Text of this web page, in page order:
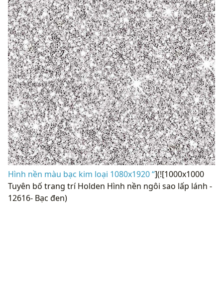
Hình nền màu bạc kim loại 1080x1920 “](![1000x1000
Tuyên bố trang trí Holden Hình nền ngôi sao lấp lánh -
12616- Bạc đen)